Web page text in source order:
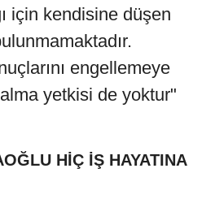
için kendisine düşen
engellemeye
yetkisi de yoktur"
HİÇ İŞ HAYATINA